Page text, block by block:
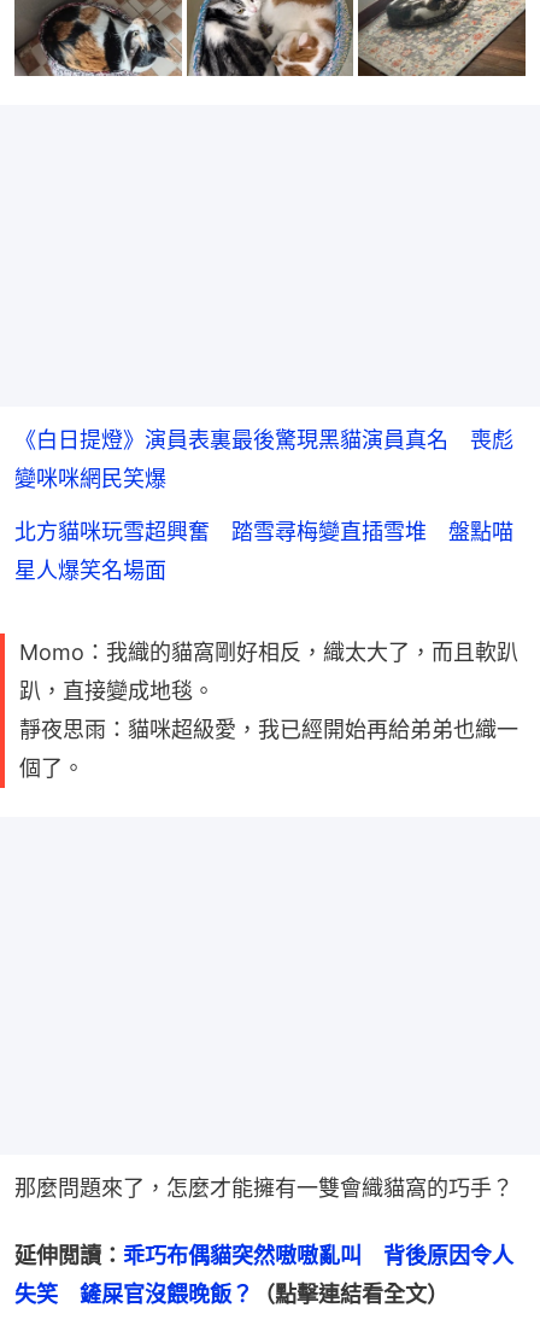
《白日提燈》演員表裏最後驚現黑貓演員真名 喪彪
變咪咪網民笑爆
北方貓咪玩雪超興奮 踏雪尋梅變直插雪堆 盤點喵
星人爆笑名場面
Momo：我織的貓窩剛好相反，織太大了，而且軟趴
趴，直接變成地毯。
靜夜思雨：貓咪超級愛，我已經開始再給弟弟也織一
個了。
那麼問題來了，怎麼才能擁有一雙會織貓窩的巧手？
延伸閲讀： 乖巧布偶貓突然嗷嗷亂叫　背後原因令人
失笑　鏟屎官沒餵晚飯？
（點擊連結看全文）